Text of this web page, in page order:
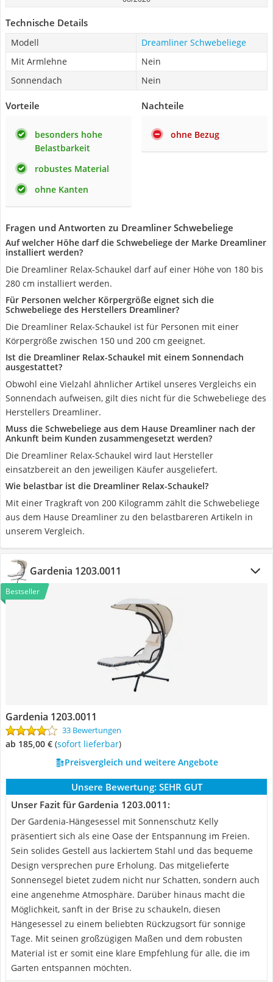
Technische Details
Modell
Dreamliner Schwebeliege
Mit Armlehne
Nein
Sonnendach
Nein
Vorteile
besonders hohe
Belastbarkeit
robustes Material
ohne Kanten
Nachteile
ohne Bezug
Fragen und Antworten zu Dreamliner Schwebeliege
Auf welcher Höhe darf die Schwebeliege der Marke Dreamliner
installiert werden?
Die Dreamliner Relax-Schaukel darf auf einer Höhe von 180 bis
280 cm installiert werden.
Für Personen welcher Körpergröße eignet sich die
Schwebeliege des Herstellers Dreamliner?
Die Dreamliner Relax-Schaukel ist für Personen mit einer
Körpergröße zwischen 150 und 200 cm geeignet.
Ist die Dreamliner Relax-Schaukel mit einem Sonnendach
ausgestattet?
Obwohl eine Vielzahl ähnlicher Artikel unseres Vergleichs ein
Sonnendach aufweisen, gilt dies nicht für die Schwebeliege des
Herstellers Dreamliner.
Muss die Schwebeliege aus dem Hause Dreamliner nach der
Ankunft beim Kunden zusammengesetzt werden?
Die Dreamliner Relax-Schaukel wird laut Hersteller
einsatzbereit an den jeweiligen Käufer ausgeliefert.
Wie belastbar ist die Dreamliner Relax-Schaukel?
Mit einer Tragkraft von 200 Kilogramm zählt die Schwebeliege
aus dem Hause Dreamliner zu den belastbareren Artikeln in
unserem Vergleich.
‎Gardenia ‎1203.0011
Bestseller
‎Gardenia ‎1203.0011
33 Bewertungen
ab 185,00 € ( Sofort lieferbar)
Preisvergleich und weitere Angebote
Unsere Bewertung: SEHR GUT
Unser Fazit für ‎Gardenia ‎1203.0011:
Der Gardenia-Hängesessel mit Sonnenschutz Kelly
präsentiert sich als eine Oase der Entspannung im Freien.
Sein solides Gestell aus lackiertem Stahl und das bequeme
Design versprechen pure Erholung. Das mitgelieferte
Sonnensegel bietet zudem nicht nur Schatten, sondern auch
eine angenehme Atmosphäre. Darüber hinaus macht die
Möglichkeit, sanft in der Brise zu schaukeln, diesen
Hängesessel zu einem beliebten Rückzugsort für sonnige
Tage. Mit seinen großzügigen Maßen und dem robusten
Material ist er somit eine klare Empfehlung für alle, die im
Garten entspannen möchten.